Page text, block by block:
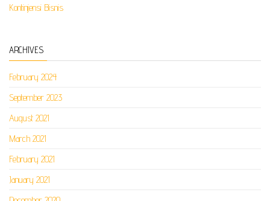
Kontinjensi Bisnis
ARCHIVES
February 2024
September 2023
August 2021
March 2021
February 2021
January 2021